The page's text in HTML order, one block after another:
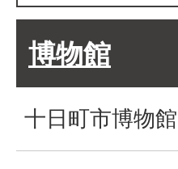
博物館
十日町市博物